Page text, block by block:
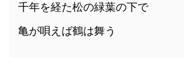
千年を経た松の緑葉の下で
亀が唄えば鶴は舞う